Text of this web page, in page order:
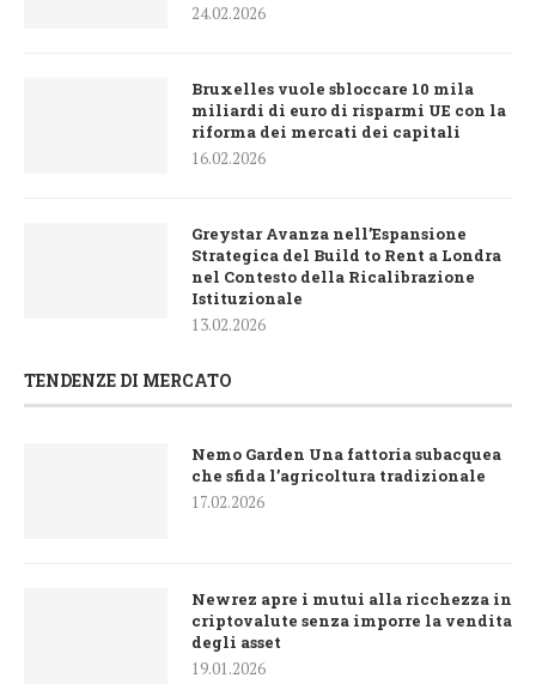
24.02.2026
Bruxelles vuole sbloccare 10 mila
miliardi di euro di risparmi UE con la
riforma dei mercati dei capitali
16.02.2026
Greystar Avanza nell’Espansione
Strategica del Build to Rent a Londra
nel Contesto della Ricalibrazione
Istituzionale
13.02.2026
TENDENZE DI MERCATO
Nemo Garden Una fattoria subacquea
che sfida l’agricoltura tradizionale
17.02.2026
Newrez apre i mutui alla ricchezza in
criptovalute senza imporre la vendita
degli asset
19.01.2026